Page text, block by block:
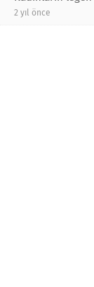
2 yıl önce